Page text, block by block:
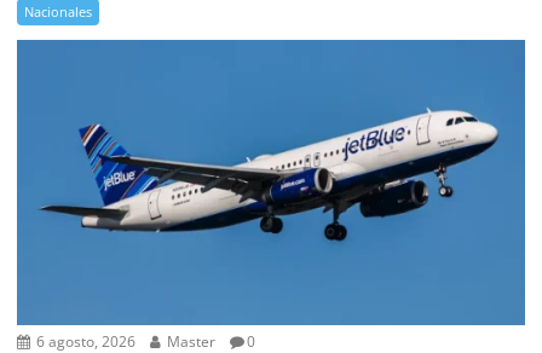
Nacionales
6 agosto, 2026 Master 0